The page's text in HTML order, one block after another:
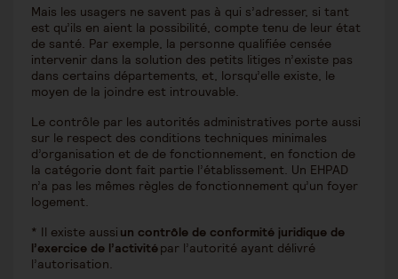
Mais les usagers ne savent pas à qui s’adresser, si tant
est qu’ils en aient la possibilité, compte tenu de leur état
de santé. Par exemple, la personne qualifiée censée
intervenir dans la solution des petits litiges n’existe pas
dans certains départements, et, lorsqu’elle existe, le
moyen de la joindre est introuvable.
Le contrôle par les autorités administratives porte aussi
sur le respect des conditions techniques minimales
d’organisation et de de fonctionnement, en fonction de
la catégorie dont fait partie l’établissement. Un EHPAD
n’a pas les mêmes règles de fonctionnement qu’un foyer
logement.
* Il existe aussi un contrôle de conformité juridique de
l’exercice de l’activitépar l’autorité ayant délivré
l’autorisation.